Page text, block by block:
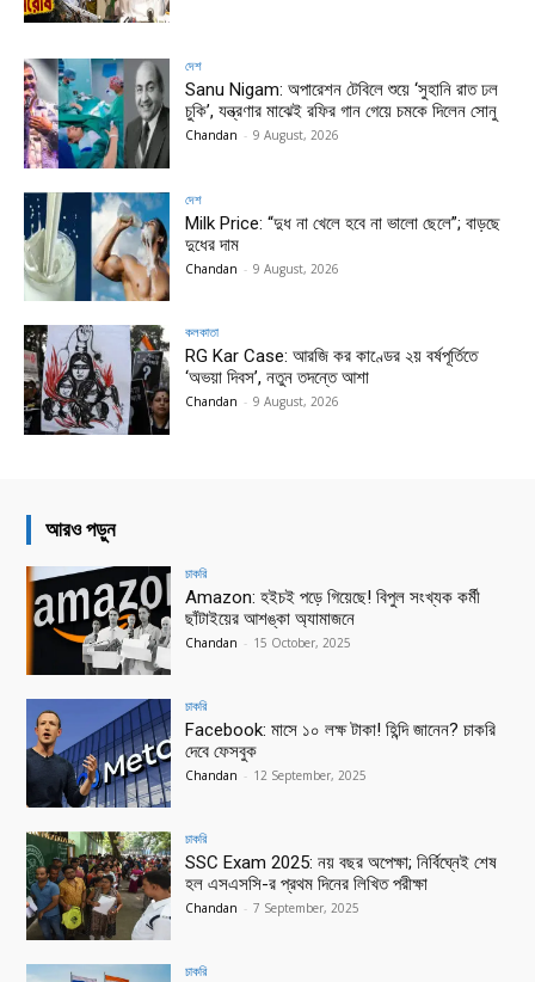
দেশ
Sanu Nigam: অপারেশন টেবিলে শুয়ে ‘সুহানি রাত ঢল
চুকি’, যন্ত্রণার মাঝেই রফির গান গেয়ে চমকে দিলেন সোনু
Chandan - 9 August, 2026
দেশ
Milk Price: “দুধ না খেলে হবে না ভালো ছেলে”; বাড়ছে
দুধের দাম
Chandan - 9 August, 2026
কলকাতা
RG Kar Case: আরজি কর কাণ্ডের ২য় বর্ষপূর্তিতে
‘অভয়া দিবস’, নতুন তদন্তে আশা
Chandan - 9 August, 2026
আরও পড়ুন
চাকরি
Amazon: হইচই পড়ে গিয়েছে! বিপুল সংখ্যক কর্মী
ছাঁটাইয়ের আশঙ্কা অ্যামাজনে
Chandan - 15 October, 2025
চাকরি
Facebook: মাসে ১০ লক্ষ টাকা! হিন্দি জানেন? চাকরি
দেবে ফেসবুক
Chandan - 12 September, 2025
চাকরি
SSC Exam 2025: নয় বছর অপেক্ষা; নির্বিঘ্নেই শেষ
হল এসএসসি-র প্রথম দিনের লিখিত পরীক্ষা
Chandan - 7 September, 2025
চাকরি